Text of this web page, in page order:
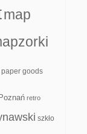
map
paper goods
Poznań retro
szkło